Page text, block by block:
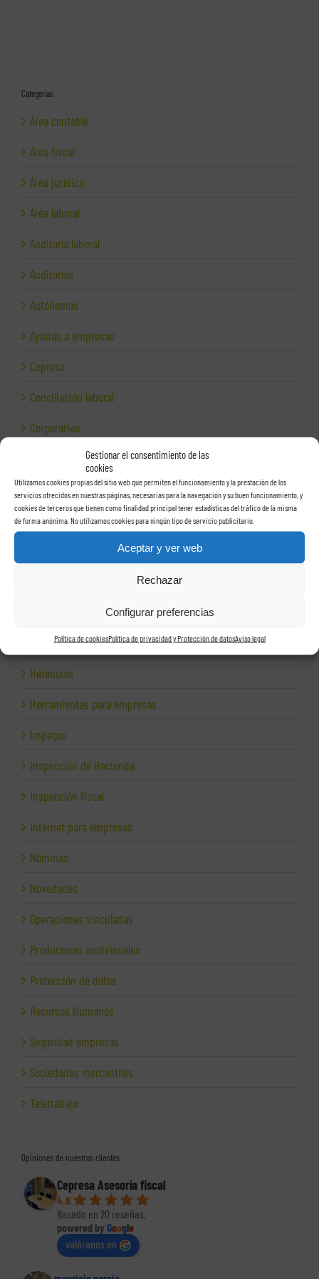
Gestionar el consentimiento de las
cookies
Utilizamos cookies propias del sitio web que permiten el funcionamiento y la prestación de los
servicios ofrecidos en nuestras páginas, necesarias para la navegación y su buen funcionamiento, y
cookies de terceros que tienen como finalidad principal tener estadísticas del tráfico de la misma
de forma anónima. No utilizamos cookies para ningún tipo de servicio publicitario.
Aceptar y ver web
Rechazar
Configurar preferencias
Política de cookiesPolítica de privacidad y Protección de datosAviso legal
Categorías
Área contable
Área fiscal
Área jurídica
Área laboral
Auditoría laboral
Auditorías
Autónomos
Ayudas a empresas
Cepresa
Conciliación laboral
Corporativo
Dirección financiera
Empresas e Internet
Grupos de sociedades
Hacienda
Herencias
Herramientas para empresas
Impagos
Inspección de Hacienda
Inspección fiscal
Internet para empresas
Nóminas
Novedades
Operaciones vinculadas
Productoras audivisuales
Protección de datos
Recursos Humanos
Seguridad empresas
Sociedades mercantiles
Teletrabajo
Opiniones de nuestros clientes
Cepresa Asesoría fiscal
4.8
Basado en 20 reseñas.
powered by Google
valóranos en